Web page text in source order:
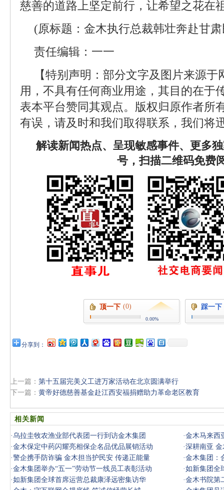
慈善的道路上坚定前行，让希望之花在
(原标题：金木执行总裁韩壮奔赴甘
责任编辑：一一
【特别声明：部分文字及图片来源
用，不具有任何商业用途，其目的在于
表本平台赞同其观点。版权归原作者所
有误，请及时和我们取得联系，我们将
解读新闻热点、呈现敏感事件、更多
号，扫描二维码免费
顶一下 (0)
0.00%
踩一下
分享到：
上一篇： 第十五届完美义工进万家活动在北京圆满举行
下一篇： 黄帝好德慈善基金赴江西安福捐赠助力革命老区教育
相关新闻
·乌拉圭牧农渔业部代表团一行到访金木集团 ·金木马来西
·金木保定中药闪耀亮相保企名品优品展销活动 ·深耕南亚
·警企携手防诈骗 金木担当护民安 传递正能量 ·金木集团：
·金木集团举办“五一”劳动节一线员工表彰活动 ·如新集团全
·如新集团全球首席运营总裁康泽远密集访华 ·金木书院第